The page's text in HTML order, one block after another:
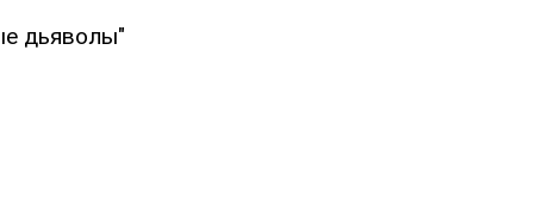
дьяволы"